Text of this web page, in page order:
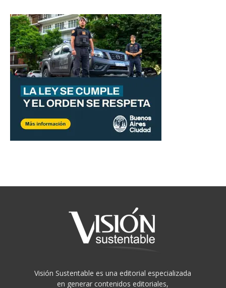
Visión Sustentable es una editorial especializada
en generar contenidos editoriales,